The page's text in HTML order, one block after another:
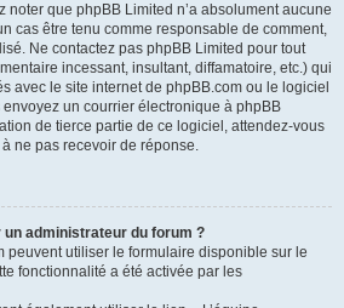
noter que phpBB Limited n’a absolument aucune
cas être tenu comme responsable de comment,
Ne contactez pas phpBB Limited pour tout
incessant, insultant, diffamatoire, etc.) qui
avec le site internet de phpBB.com ou le logiciel
un courrier électronique à phpBB
de tierce partie de ce logiciel, attendez-vous
ne pas recevoir de réponse.
administrateur du forum ?
peuvent utiliser le formulaire disponible sur le
fonctionnalité a été activée par les